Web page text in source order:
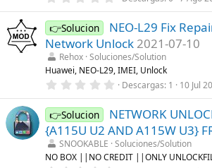
(
s
)
0
0
e
s
t
r
e
l
(
s
)
👉Solucion
NEO-L29 Fix
Network Unlock 2021-07-10
Rehox Soluciones/Solution
Huawei, NEO-L29, IMEI, Unlock
0
0
0
e
s
t
r
e
Descargas 1 10 Jul
👉Solucion
NETWORK
{A115U U2 AND A115W U3}
SNOOKABLE
Soluciones/Solution
NO BOX ||NO CREDIT ||ONLY